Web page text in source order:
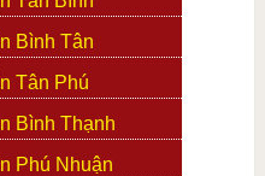
Bình Tân
Tân Phú
Bình Thạnh
Phú Nhuận